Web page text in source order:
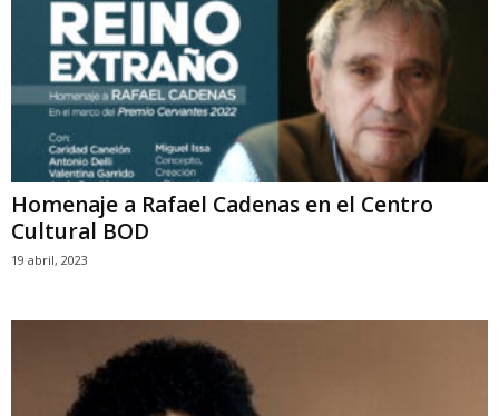
Homenaje a Rafael Cadenas en el Centro
Cultural BOD
19 abril, 2023